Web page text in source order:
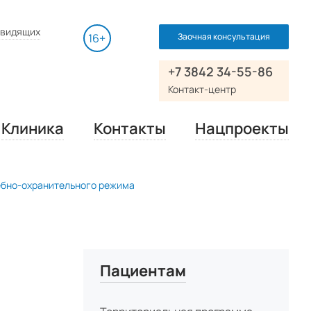
Выключить видео
16+ Заочная консультация
Контакт-центр
+7 3842 34-55-86
Правительства 2019 в
Клиника
томографии (МСКТ)
и томографических методов
Контакты Нацпроекты
охранительного режима
Пациентам